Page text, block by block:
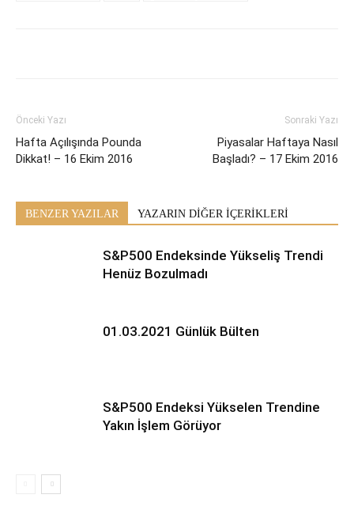
Önceki Yazı
Hafta Açılışında Pounda
Dikkat! – 16 Ekim 2016
Sonraki Yazı
Piyasalar Haftaya Nasıl
Başladı? – 17 Ekim 2016
BENZER YAZILAR YAZARIN DİĞER İÇERİKLERİ
S&P500 Endeksinde Yükseliş Trendi
Henüz Bozulmadı
01.03.2021 Günlük Bülten
S&P500 Endeksi Yükselen Trendine
Yakın İşlem Görüyor